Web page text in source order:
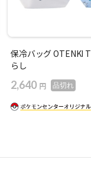
保冷バッグ OTENKI
らし
2,640 円 品切れ